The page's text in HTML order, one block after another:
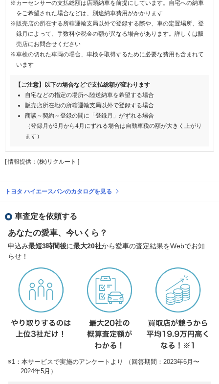
※カーセンサーの支払総額は店頭納車を前提にしています。自宅への納車
をご希望された場合などは、別途納車費用がかかります
※販売店の所在する所轄運輸支局以外で登録する際や、車の定置場所、登
録月によって、手数料や税金の額が異なる場合があります。詳しくは販
売店にお問合せください
※車検の切れた車両の場合、車検を取得するために必要な費用も含まれて
います
【ご注意】以下の場合などで支払総額が変わります
自宅などの指定の場所へ陸送納車を希望する場合
販売店所在地の所轄運輸支局以外で登録する場合
商談～契約～登録の間に「登録月」がずれる場合
（登録月が3月から4月にずれる場合は自動車税の額が大きく上がり
ます）
[ 情報提供：(株)リクルート ]
トヨタ ハイエースバンのカタログを見る
車査定を依頼する
あなたの愛車、今いくら？
申込み最短3時間後に最大20社から愛車の査定結果をWebでお知
らせ！
※1：本サービスで実施のアンケートより （回答期間：2023年6月〜
2024年5月）